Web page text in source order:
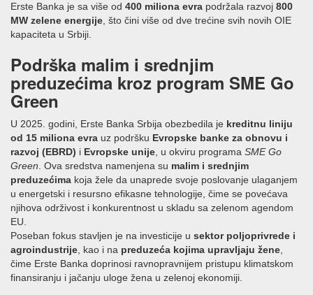
Erste Banka je sa više od 400 miliona evra podržala razvoj 800
MW zelene energije , što čini više od dve trećine svih novih OIE
kapaciteta u Srbiji.
Podrška malim i srednjim
preduzećima kroz program SME Go
Green
U 2025. godini, Erste Banka Srbija obezbedila je kreditnu liniju
od 15 miliona evra uz podršku Evropske banke za obnovu i
razvoj (EBRD) i Evropske unije , u okviru programa SME Go
Green . Ova sredstva namenjena su malim i srednjim
preduzećima koja žele da unaprede svoje poslovanje ulaganjem
u energetski i resursno efikasne tehnologije, čime se povećava
njihova održivost i konkurentnost u skladu sa zelenom agendom
EU.
Poseban fokus stavljen je na investicije u sektor poljoprivrede i
agroindustrije , kao i na preduzeća kojima upravljaju žene
čime Erste Banka doprinosi ravnopravnijem pristupu klimatskom
finansiranju i jačanju uloge žena u zelenoj ekonomiji.